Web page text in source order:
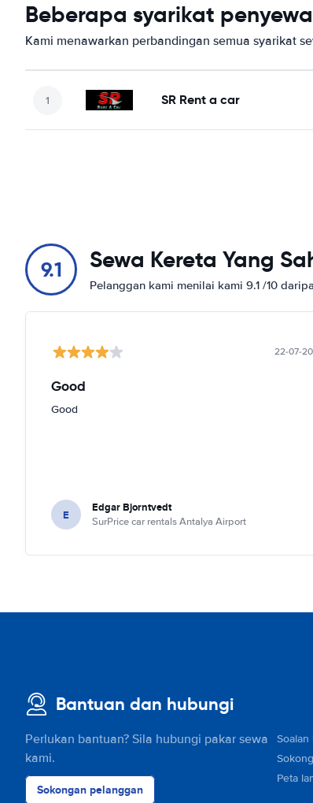
Beberapa syarikat
Kami menawarkan perbandingan semua syarikat
SR Rent a car
9.1 Sewa Kereta Yang
Pelanggan kami menilai kami 9.1 /10
22-07-
Good
Good
E Edgar Bjorntvedt
SurPrice car rentals Antalya Airport
Bantuan dan hubungi
Perlukan bantuan? Sila hubungi pakar sewa
kami.
Sokongan pelanggan
Soalan
Peta